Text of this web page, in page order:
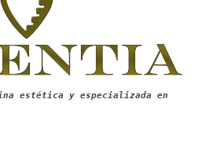
estética y especializada en